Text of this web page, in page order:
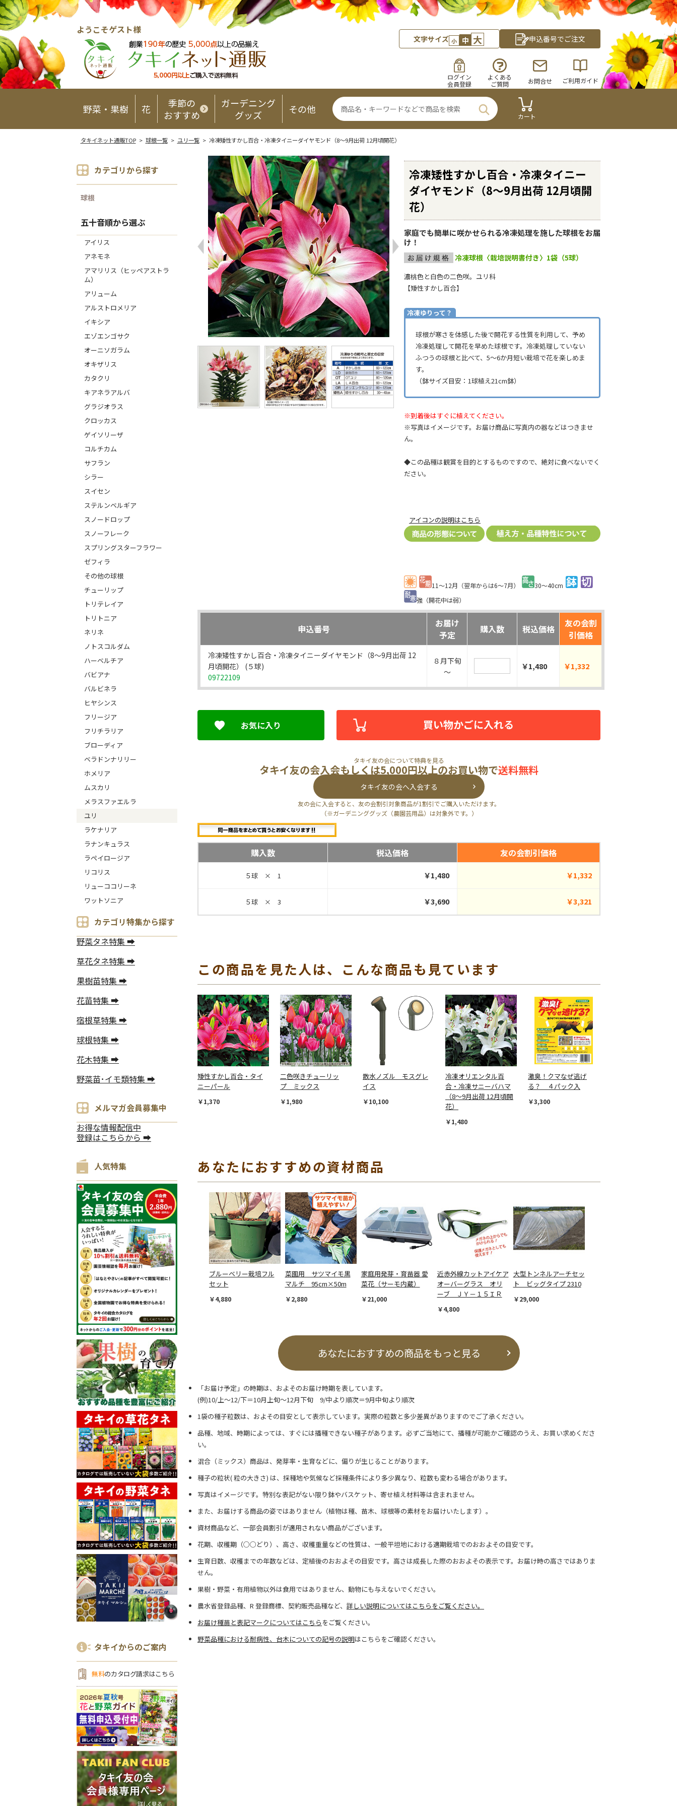
ようこそゲスト様
文字サイズ 小 中 大 申込番号でご注文
ログイン
会員登録
よくある
ご質問
お問合せ ご利用ガイド
野菜・果樹 花
季節の
おすすめ
ガーデニング
グッズ
その他
カート
タキイネット通販TOP> 球根一覧> ユリ一覧> 冷凍矮性すかし百合・冷凍タイニーダイヤモンド（8～9月出荷 12月頃開花）
カテゴリから探す
球根
五十音順から選ぶ
アイリス
アネモネ
アマリリス（ヒッペアストラ
ム）
アリューム
アルストロメリア
イキシア
エゾエンゴサク
オーニソガラム
オキザリス
カタクリ
キアネラアルバ
グラジオラス
クロッカス
ゲイソリーザ
コルチカム
サフラン
シラー
スイセン
ステルンベルギア
スノードロップ
スノーフレーク
スプリングスターフラワー
ゼフィラ
その他の球根
チューリップ
トリテレイア
トリトニア
ネリネ
ノトスコルダム
ハーベルチア
バビアナ
バルビネラ
ヒヤシンス
フリージア
フリチラリア
ブローディア
ベラドンナリリー
ホメリア
ムスカリ
メラスファエルラ
ユリ
ラケナリア
ラナンキュラス
ラペイロージア
リコリス
リューココリーネ
ワットソニア
カテゴリ特集から探す
野菜タネ特集 ➡
草花タネ特集 ➡
果樹苗特集 ➡
花苗特集 ➡
宿根草特集 ➡
球根特集 ➡
花木特集 ➡
野菜苗･イモ類特集 ➡
メルマガ会員募集中
お得な情報配信中
登録はこちらから ➡
人気特集
タキイからのご案内
無料のカタログ請求はこちら
冷凍矮性すかし百合・冷凍タイニー
ダイヤモンド（8～9月出荷 12月頃開
花）
家庭でも簡単に咲かせられる冷凍処理を施した球根をお届
け！
冷凍球根〈栽培説明書付き〉1袋（5球）
濃桃色と白色の二色咲。 ユリ科
【矮性すかし百合】
冷凍ゆりって？
球根が寒さを体感した後で開花する性質を利用して、予め
冷凍処理して開花を早めた球根です。冷凍処理していない
ふつうの球根と比べて、5～6か月短い栽培で花を楽しめま
す。
（鉢サイズ目安：1球植え21cm鉢）
※到着後はすぐに植えてください。
※写真はイメージです。お届け商品に写真内の器などはつきませ
ん。
◆この品種は観賞を目的とするものですので、絶対に食べないでく
ださい。
アイコンの説明はこちら
11～12月（翌年からは6～7月）
30～40cm
強（開花中は弱）
申込番号
お届け
予定
購入数 税込価格
友の会割
引価格
冷凍矮性すかし百合・冷凍タイニーダイヤモンド（8～9月出荷 12
月頃開花） (５球)
09722109
８月下旬
～
￥1,480 ￥1,332
お気に入り 買い物かごに入れる
タキイ友の会について特典を見る
タキイ友の会入会もしくは5,000円以上のお買い物で送料無料
タキイ友の会へ入会する
友の会に入会すると、友の会割引対象商品が1割引でご購入いただけます。
（※ガーデニンググッズ（農園芸用品）は対象外です。）
購入数 税込価格 友の会割引価格
５球 × 1 ￥1,480 ￥1,332
５球 × 3 ￥3,690 ￥3,321
この商品を見た人は、こんな商品も見ています
矮性すかし百合・タイ
ニーパール
￥1,370
二色咲きチューリッ
プ ミックス
￥1,980
散水ノズル モスグレ
イス
￥10,100
冷凍オリエンタル百
合・冷凍サニーバハマ
（8～9月出荷 12月頃開
花）
￥1,480
激臭！クマなぜ逃げ
る？ ４パック入
￥3,300
あなたにおすすめの資材商品
ブルーベリー栽培フル
セット
￥4,880
菜園用 サツマイモ黒
マルチ 95cm×50m
￥2,880
家庭用発芽・育苗器 愛
菜花（サーモ内蔵）
￥21,000
近赤外線カットアイケア
オーバーグラス オリ
ーブ ＪＹ－１５ＩＲ
￥4,800
大型トンネルアーチセッ
ト ビッグタイプ 2310
￥29,000
あなたにおすすめの商品をもっと見る
「お届け予定」の時期は、およそのお届け時期を表しています。
(例)10/上～12/下＝10月上旬～12月下旬 9/中より順次＝9月中旬より順次
1袋の種子粒数は、およその目安として表示しています。実際の粒数と多少差異がありますのでご了承ください。
品種、地域、時期によっては、すぐには播種できない種子があります。必ずご当地にて、播種が可能かご確認のうえ、お買い求めくださ
い。
混合（ミックス）商品は、発芽率・生育などに、偏りが生じることがあります。
種子の粒状( 粒の大きさ) は、採種地や気候など採種条件により多少異なり、粒数も変わる場合があります。
写真はイメージです。特別な表記がない限り鉢やバスケット、寄せ植え材料等は含まれません。
また、お届けする商品の姿ではありません（植物は種、苗木、球根等の素材をお届けいたします）。
資材商品など、一部会員割引が適用されない商品がございます。
花期、収穫期（○○どり）、高さ、収穫重量などの性質は、一般平坦地における適期栽培でのおおよその目安です。
生育日数、収穫までの年数などは、定植後のおおよその目安です。高さは成長した際のおおよその表示です。お届け時の高さではありま
せん。
果樹・野菜・有用植物以外は食用ではありません、動物にも与えないでください。
農水省登録品種、R 登録商標、契約販売品種など、 詳しい説明についてはこちらをご覧ください。
お届け種苗と表記マークについてはこちら をご覧ください。
野菜品種における耐病性、台木についての記号の説明はこちらをご確認ください。